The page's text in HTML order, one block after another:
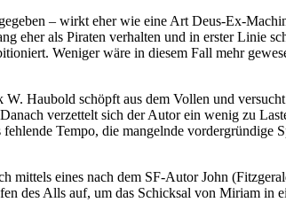
– wirkt eher wie eine Art Deus-Ex-
eher als Piraten verhalten und in erster Linie
Weniger wäre in diesem Fall mehr
Haubold schöpft aus dem Vollen und
verzettelt sich der Autor ein wenig zu
Tempo, die mangelnde vordergründige
mittels eines nach dem SF-Autor John
des Alls auf, um das Schicksal von Miriam in